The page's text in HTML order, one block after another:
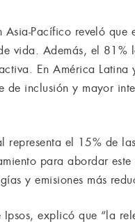
Asia-Pacífico reveló que
vida. Además, el 81%
En América Latina
de inclusión y mayor
el 15% de
para abordar
y emisiones más
explicó que “la